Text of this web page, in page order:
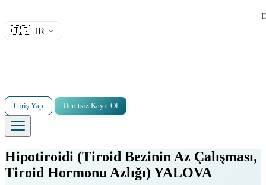
🇹🇷 TR
Giriş Yap Ücretsiz Kayıt Ol
Hipotiroidi (Tiroid Bezinin Az Çalışması,
Tiroid Hormonu Azlığı) YALOVA